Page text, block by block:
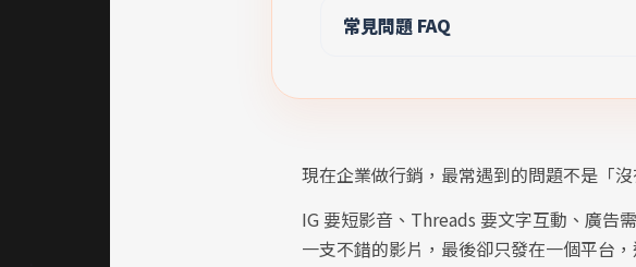
常見問題 FAQ
現在企業做行銷，最常遇到的問題不是「
IG 要短影音、Threads 要文字互動、廣告
一支不錯的影片，最後卻只發在一個平台